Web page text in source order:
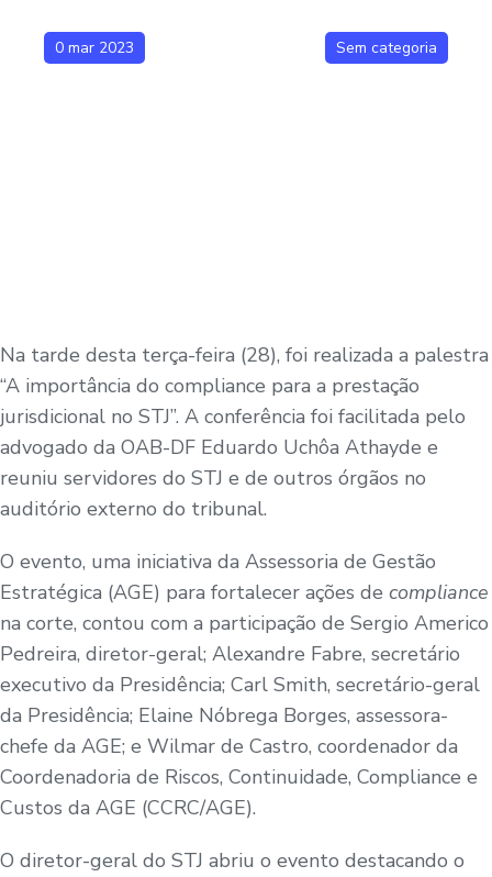
0 mar 2023 Sem categoria
Na tarde desta terça-feira (28), foi realizada a palestra
“A importância do compliance para a prestação
jurisdicional no STJ”. A conferência foi facilitada pelo
advogado da OAB-DF Eduardo Uchôa Athayde e
reuniu servidores do STJ e de outros órgãos no
auditório externo do tribunal.
O evento, uma iniciativa da Assessoria de Gestão
Estratégica (AGE) para fortalecer ações de compliance
na corte, contou com a participação de Sergio Americo
Pedreira, diretor-geral; Alexandre Fabre, secretário
executivo da Presidência; Carl Smith, secretário-geral
da Presidência; Elaine Nóbrega Borges, assessora-
chefe da AGE; e Wilmar de Castro, coordenador da
Coordenadoria de Riscos, Continuidade, Compliance e
Custos da AGE (CCRC/AGE).
O diretor-geral do STJ abriu o evento destacando o